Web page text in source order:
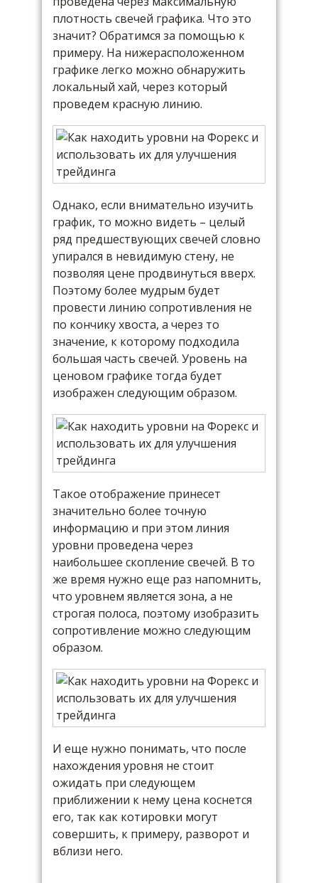
плотность свечей графика. Что это
значит? Обратимся за помощью к
примеру. На нижерасположенном
графике легко можно обнаружить
локальный хай, через который
проведем красную линию.
Однако, если внимательно изучить
график, то можно видеть – целый
ряд предшествующих свечей словно
упирался в невидимую стену, не
позволяя цене продвинуться вверх.
Поэтому более мудрым будет
провести линию сопротивления не
по кончику хвоста, а через то
значение, к которому подходила
большая часть свечей. Уровень на
ценовом графике тогда будет
изображен следующим образом.
Такое отображение принесет
значительно более точную
информацию и при этом линия
уровни проведена через
наибольшее скопление свечей. В то
же время нужно еще раз напомнить,
что уровнем является зона, а не
строгая полоса, поэтому изобразить
сопротивление можно следующим
образом.
И еще нужно понимать, что после
нахождения уровня не стоит
ожидать при следующем
приближении к нему цена коснется
его, так как котировки могут
совершить, к примеру, разворот и
вблизи него.